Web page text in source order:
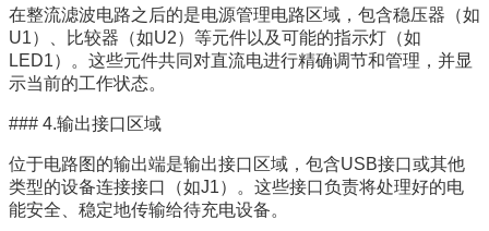
在整流滤波电路之后的是电源管理电路区域，包含稳压器（如
U1）、比较器（如U2）等元件以及可能的指示灯（如
LED1）。这些元件共同对直流电进行精确调节和管理，并显
示当前的工作状态。
### 4.输出接口区域
位于电路图的输出端是输出接口区域，包含USB接口或其他
类型的设备连接接口（如J1）。这些接口负责将处理好的电
能安全、稳定地传输给待充电设备。